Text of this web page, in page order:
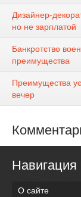
Дизайнер-
но не зарплатой
Банкротство
преимущества
Преимущества
вечер
Навигация
О сайте